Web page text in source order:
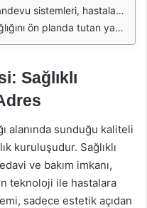
aynı zamanda hastane ile iletişimlerini de kolaylaştırmaktadır. Bu sayede, diş sağlığı için gerekli kontrollerin aksatılmadan yapılması mümkün olmaktadır.
ettikleri gülüşe kavuşmalarını sağlamak için çalışmaya devam eden hastane, diş sağlığındaki tüm gelişmeleri takip ederek, en güncel tedavi yöntemlerini uygulamaktadır.
Sağlıklı
alanında sunduğu kaliteli
kuruluşudur. Sağlıklı
ve bakım imkanı,
teknoloji ile hastalara
sadece estetik açıdan